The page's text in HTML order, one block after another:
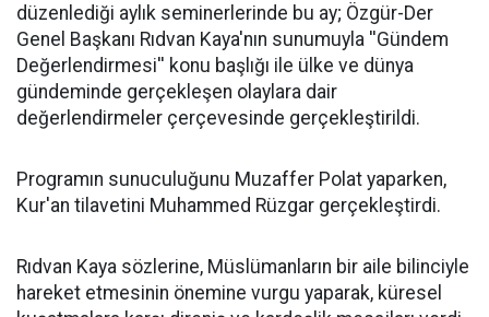
düzenlediği aylık seminerlerinde bu ay; Özgür-Der
Genel Başkanı Rıdvan Kaya'nın sunumuyla ''Gündem
Değerlendirmesi'' konu başlığı ile ülke ve dünya
gündeminde gerçekleşen olaylara dair
değerlendirmeler çerçevesinde gerçekleştirildi.
Programın sunuculuğunu Muzaffer Polat yaparken,
Kur'an tilavetini Muhammed Rüzgar gerçekleştirdi.
Rıdvan Kaya sözlerine, Müslümanların bir aile bilinciyle
hareket etmesinin önemine vurgu yaparak, küresel